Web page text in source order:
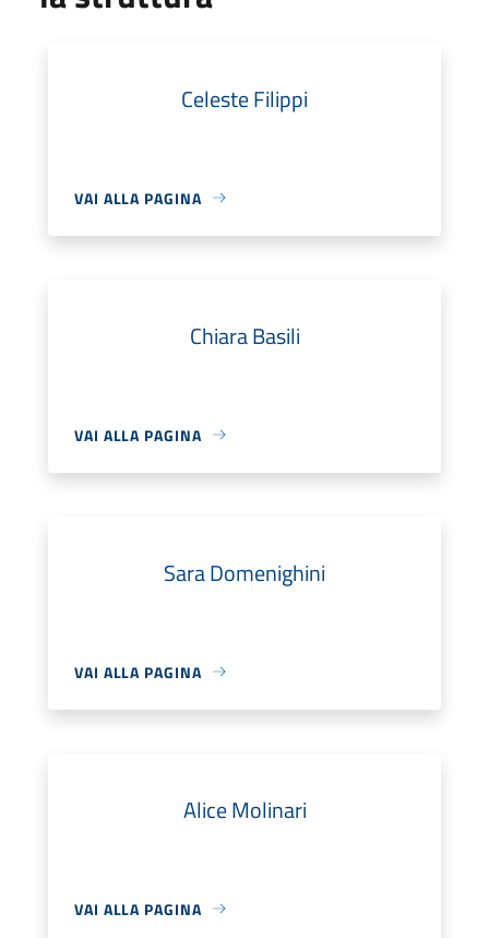
Celeste Filippi
VAI ALLA PAGINA
Chiara Basili
VAI ALLA PAGINA
Sara Domenighini
VAI ALLA PAGINA
Alice Molinari
VAI ALLA PAGINA